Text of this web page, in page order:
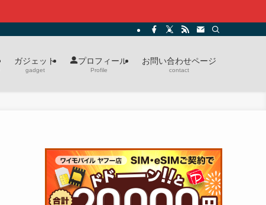
ガジェット
gadget
プロフィール
Profile
お問い合わせページ
contact